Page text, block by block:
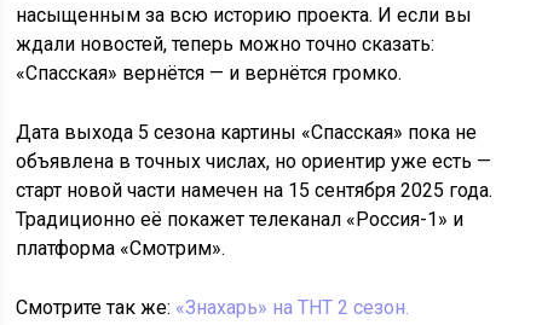
насыщенным за всю историю проекта. И если вы
ждали новостей, теперь можно точно сказать:
«Спасская» вернётся — и вернётся громко.
Дата выхода 5 сезона картины «Спасская» пока не
объявлена в точных числах, но ориентир уже есть —
старт новой части намечен на 15 сентября 2025 года.
Традиционно её покажет телеканал «Россия-1» и
платформа «Смотрим».
Смотрите так же: «Знахарь» на ТНТ 2 сезон.